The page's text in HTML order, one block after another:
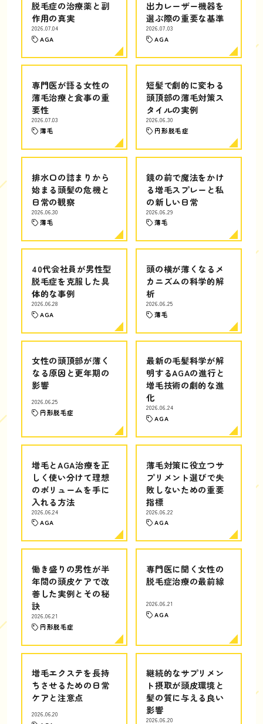
脱毛症の治療薬と副
作用の真実
2026.07.04
AGA
出力レーザー機器を
選ぶ際の重要な基準
2026.07.03
AGA
専門医が語る女性の
薄毛治療と食事の重
要性
2026.07.03
薄毛
短髪で劇的に変わる
頭頂部の薄毛対策ス
タイルの実例
2026.06.30
円形脱毛症
排水口の詰まりから
始まる頭髪の危機と
日常の観察
2026.06.30
薄毛
鏡の前で魔法をかけ
る増毛スプレーと私
の新しい日常
2026.06.29
薄毛
40代会社員が男性型
脱毛症を克服した具
体的な事例
2026.06.28
AGA
頭の横が薄くなるメ
カニズムの科学的解
析
2026.06.25
薄毛
女性の頭頂部が薄く
なる原因と更年期の
影響
2026.06.25
円形脱毛症
最新の毛髪科学が解
明するAGAの進行と
増毛技術の劇的な進
化
2026.06.24
AGA
増毛とAGA治療を正
しく使い分けて理想
のボリュームを手に
入れる方法
2026.06.24
AGA
薄毛対策に役立つサ
プリメント選びで失
敗しないための重要
指標
2026.06.22
AGA
働き盛りの男性が半
年間の頭皮ケアで改
善した実例とその秘
訣
2026.06.21
円形脱毛症
専門医に聞く女性の
脱毛症治療の最前線
2026.06.21
AGA
増毛エクステを長持
ちさせるための日常
ケアと注意点
2026.06.20
継続的なサプリメン
ト摂取が頭皮環境と
髪の質に与える良い
影響
2026.06.20